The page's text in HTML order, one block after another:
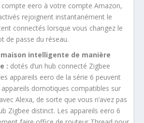
eero à votre compte Amazon,
rejoignent instantanément le
connectés lorsque vous changez le
de passe du réseau.
intelligente de manière
: dotés d’un hub connecté Zigbee
appareils eero de la série 6 peuvent
domotiques compatibles sur
Alexa, de sorte que vous n’avez pas
Zigbee distinct. Les appareils eero 6